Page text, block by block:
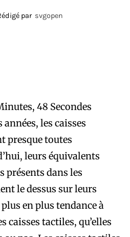
par svgopen
48 Secondes
les caisses
presque toutes
leurs équivalents
présents dans les
le dessus sur leurs
en plus tendance à
caisses tactiles, qu’elles